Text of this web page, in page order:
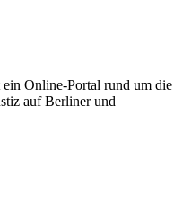
Online-Portal rund um die
auf Berliner und